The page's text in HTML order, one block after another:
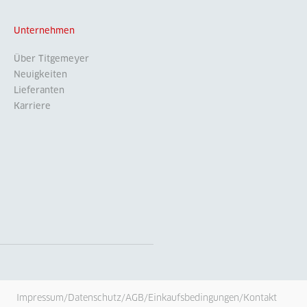
Unternehmen
Über Titgemeyer
Neuigkeiten
Lieferanten
Karriere
Impressum/Datenschutz/AGB/Einkaufsbedingungen/Kontakt